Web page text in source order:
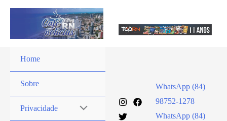
Home
Sobre
Privacidade
WhatsApp (84)
98752-1278
WhatsApp (84)